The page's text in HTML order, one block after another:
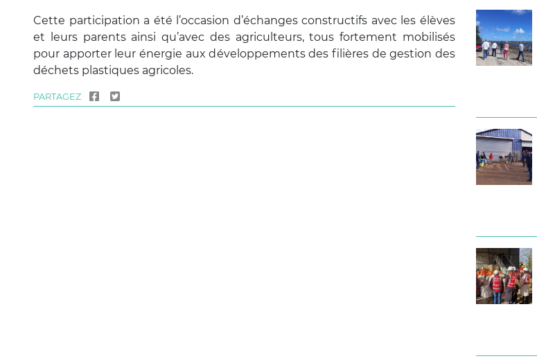
Cette participation a été l’occasion d’échanges constructifs avec les élèves
et leurs parents ainsi qu’avec des agriculteurs, tous fortement mobilisés
pour apporter leur énergie aux développements des filières de gestion des
déchets plastiques agricoles.
PARTAGEZ